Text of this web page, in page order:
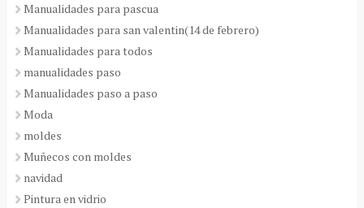
Manualidades para pascua
Manualidades para san valentin(14 de febrero)
Manualidades para todos
manualidades paso
Manualidades paso a paso
Moda
moldes
Muñecos con moldes
navidad
Pintura en vidrio